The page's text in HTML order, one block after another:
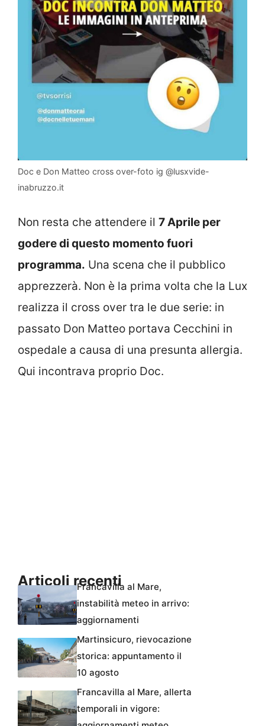
Doc e Don Matteo cross over-foto ig @lusxvide-
inabruzzo.it
Non resta che attendere il 7 Aprile per
godere di questo momento fuori
programma. Una scena che il pubblico
apprezzerà. Non è la prima volta che la Lux
realizza il cross over tra le due serie: in
passato Don Matteo portava Cecchini in
ospedale a causa di una presunta allergia.
Qui incontrava proprio Doc.
Articoli recenti
Francavilla al Mare,
instabilità meteo in arrivo:
aggiornamenti
Martinsicuro, rievocazione
storica: appuntamento il
10 agosto
Francavilla al Mare, allerta
temporali in vigore: